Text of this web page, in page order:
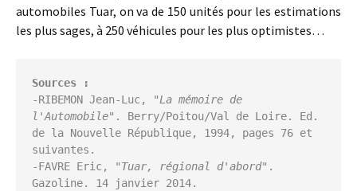
automobiles Tuar, on va de 150 unités pour les estimations
les plus sages, à 250 véhicules pour les plus optimistes…
-RIBEMON Jean-Luc, "La mémoire de
l'Automobile" . Berry/Poitou/Val de Loire. Ed.
de la Nouvelle République, 1994, pages 76 et
suivantes.
-FAVRE Eric, "Tuar, régional d'abord".
Gazoline. 14 janvier 2014.